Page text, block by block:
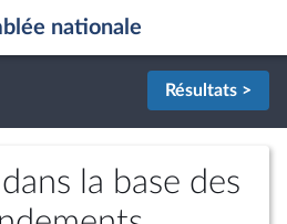
nationale
Résultats >
la base des